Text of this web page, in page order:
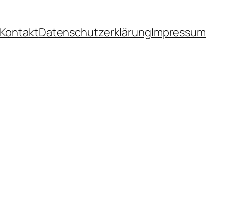
KontaktDatenschutzerklärungImpressum